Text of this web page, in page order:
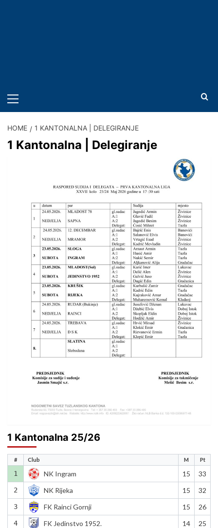
MENU
HOME 1 KANTONALNA | DELEGIRANJE
1 Kantonalna | Delegiranje
1 Kantonalna 25/26
# Club M Pt
1 NK Ingram 15 33
2 NK Rijeka 15 32
3 FK Rainci Gornji 15 26
4 FK Jedinstvo 1952. 14 25